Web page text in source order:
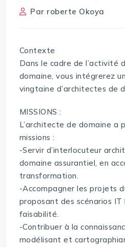
Par roberte Okoya
Contexte
Dans le cadre de l’activité
domaine, vous intégrerez
vingtaine d’architectes de
MISSIONS :
L’architecte de domaine a
missions :
-Servir d’interlocuteur
domaine assurantiel, en
transformation.
-Accompagner les projets
proposant des scénarios
faisabilité.
-Contribuer à la
modélisant et